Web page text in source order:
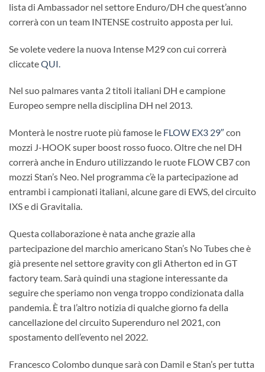
lista di Ambassador nel settore Enduro/DH che quest’anno
correrà con un team INTENSE costruito apposta per lui.
Se volete vedere la nuova Intense M29 con cui correrà
cliccateQUI.
Nel suo palmares vanta 2 titoli italiani DH e campione
Europeo sempre nella disciplina DH nel 2013.
Monterà le nostre ruote più famose le FLOW EX3 29″con
mozzi J-HOOK super boost rosso fuoco. Oltre che nel DH
correrà anche in Enduro utilizzando le ruote FLOW CB7 con
mozzi Stan’s Neo. Nel programma c’è la partecipazione ad
entrambi i campionati italiani, alcune gare di EWS, del circuito
IXS e di Gravitalia.
Questa collaborazione è nata anche grazie alla
partecipazione del marchio americano Stan’s No Tubes che è
già presente nel settore gravity con gli Atherton ed in GT
factory team. Sarà quindi una stagione interessante da
seguire che speriamo non venga troppo condizionata dalla
pandemia. È tra l’altro notizia di qualche giorno fa della
cancellazione del circuito Superenduro nel 2021, con
spostamento dell’evento nel 2022.
Francesco Colombo dunque sarà con Damil e Stan’s per tutta